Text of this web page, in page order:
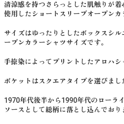
清涼感を持つさらっとした肌触りが
使用したショートスリーブオープンカ
サイズはゆったりとしたボックスシ
ープンカラーシャツサイズです。
手捺染によってプリントしたアロハシ
ポケットはスクエアタイプを選びまし
1970年代後半から1990年代のローラ
ソースとして総柄に落とし込んでおり